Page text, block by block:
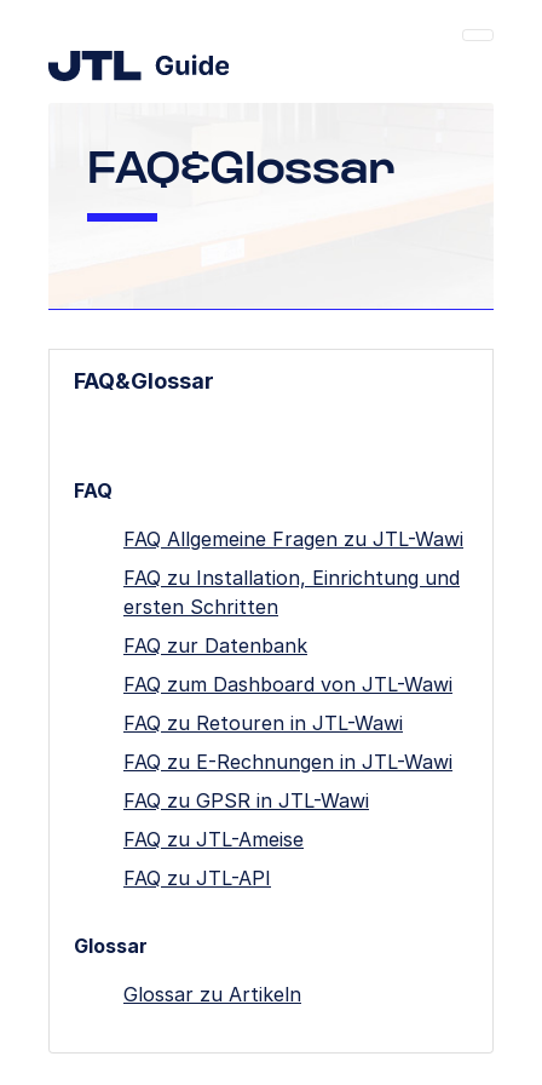
FAQ&Glossar
FAQ&Glossar
FAQ
FAQ Allgemeine Fragen zu JTL-Wawi
FAQ zu Installation, Einrichtung und
ersten Schritten
FAQ zur Datenbank
FAQ zum Dashboard von JTL-Wawi
FAQ zu Retouren in JTL-Wawi
FAQ zu E-Rechnungen in JTL-Wawi
FAQ zu GPSR in JTL-Wawi
FAQ zu JTL-Ameise
FAQ zu JTL-API
Glossar
Glossar zu Artikeln